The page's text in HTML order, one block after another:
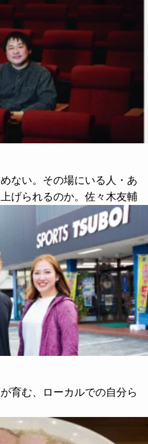
ない。その場にいる人・あ
げられるのか。佐々木友輔
育む、ローカルでの自分ら